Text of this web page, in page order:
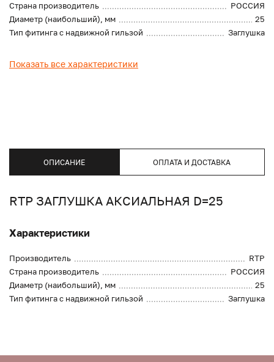
Страна производитель
РОССИЯ
Диаметр (наибольший), мм
25
Тип фитинга с надвижной гильзой
Заглушка
Показать все характеристики
ОПИСАНИЕ ОПЛАТА И ДОСТАВКА
RTP ЗАГЛУШКА АКСИАЛЬНАЯ D=25
Характеристики
Производитель
RTP
Страна производитель
РОССИЯ
Диаметр (наибольший), мм
25
Тип фитинга с надвижной гильзой
Заглушка